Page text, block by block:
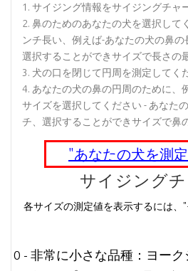
サイジング情報をサイジングチャ
鼻のためのあなたの犬を選択して
ンチ長い、例えば-あなたの犬の鼻の
選択することができサイズで長さの
犬の口を閉じて円周を測定してく
あなたの犬の鼻の円周のために、
サイズを選択してください - あなた
チ、選択することができサイズで鼻
"あなたの犬を測
サイジングチ
各サイズの測定値を表示するには、
0 - 非常に小さな品種：ヨーク